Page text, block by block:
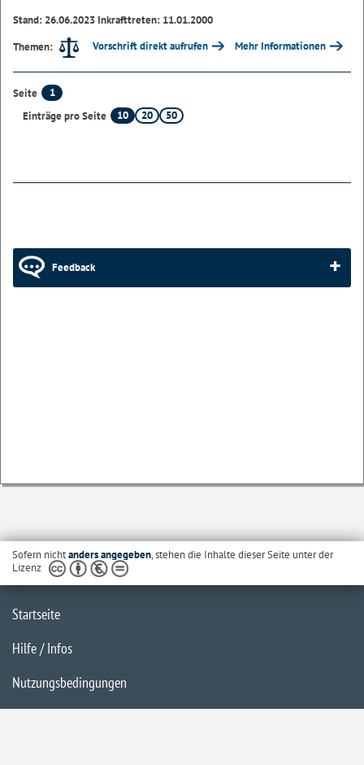
Stand: 26.06.2023 Inkrafttreten: 11.01.2000
Themen:
Vorschrift direkt aufrufen Mehr Informationen
Seite
1
Einträge pro Seite
10 20 50
Feedback
Sofern nichtanders angegeben, stehen die Inhalte dieser Seite unter der
Lizenz
Startseite
Hilfe / Infos
Nutzungsbedingungen